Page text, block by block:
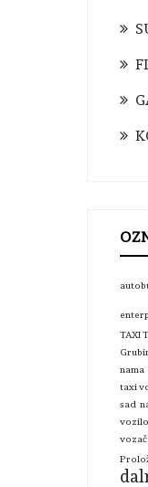
TAXI
nama
taxi
sad
vozilo
vozač